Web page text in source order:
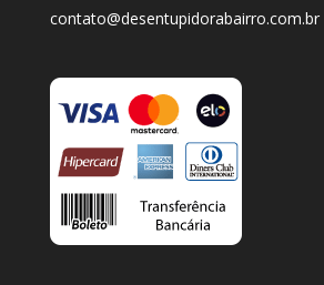
contato@desentupidorabairro.com.br